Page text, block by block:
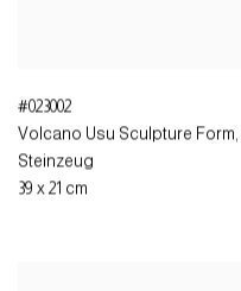
#023002
Volcano Usu Sculpture Form,
Steinzeug
39 x 21 cm